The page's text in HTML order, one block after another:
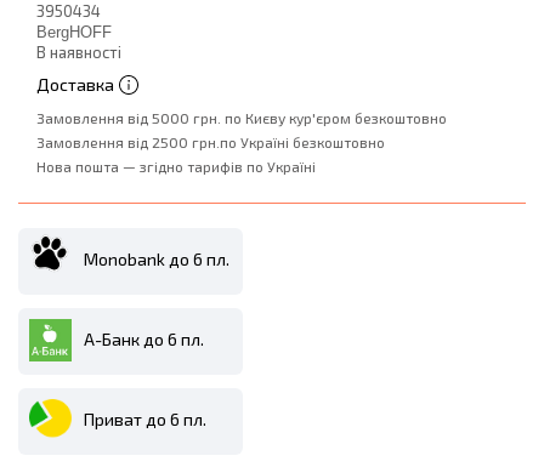
3950434
BergHOFF
В наявності
Доставка
Замовлення від 5000 грн. по Києву кур'єром безкоштовно
Замовлення від 2500 грн.по Україні безкоштовно
Нова пошта — згідно тарифів по Україні
Monobank до 6 пл.
А-Банк до 6 пл.
Приват до 6 пл.